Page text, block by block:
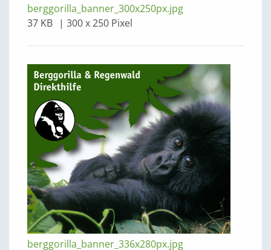
berggorilla_banner_300x250px.jpg
37 KB
300 x 250 Pixel
berggorilla_banner_336x280px.jpg